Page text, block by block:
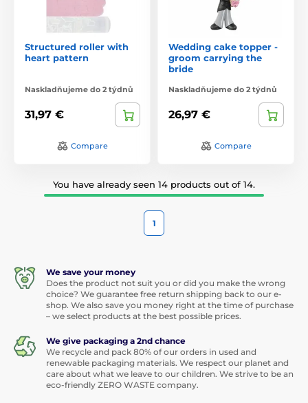
Structured roller with
heart pattern
Naskladňujeme do 2 týdnů
31,97 €
Compare
Wedding cake topper -
groom carrying the
bride
Naskladňujeme do 2 týdnů
26,97 €
Compare
You have already seen 14 products out of 14.
1
We save your money
Does the product not suit you or did you make the wrong
choice? We guarantee free return shipping back to our e-
shop. We also save you money right at the time of purchase
– we select products at the best possible prices.
We give packaging a 2nd chance
We recycle and pack 80% of our orders in used and
renewable packaging materials. We respect our planet and
care about what we leave to our children. We strive to be an
eco-friendly ZERO WASTE company.